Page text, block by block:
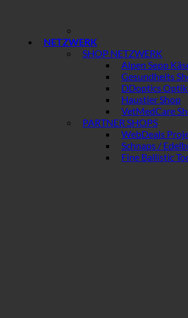
NETZWERK
SHOP NETZWERK
Alpen Sepp
Gesundheits
DDoptics Optik
Haustier Shop
VetMedCare
PARTNER SHOPS
WebDeals
Schnaps /
Fine Ballistic